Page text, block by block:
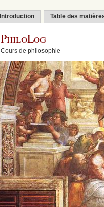
Introduction Table des
PhiloLog
Cours de philosophie